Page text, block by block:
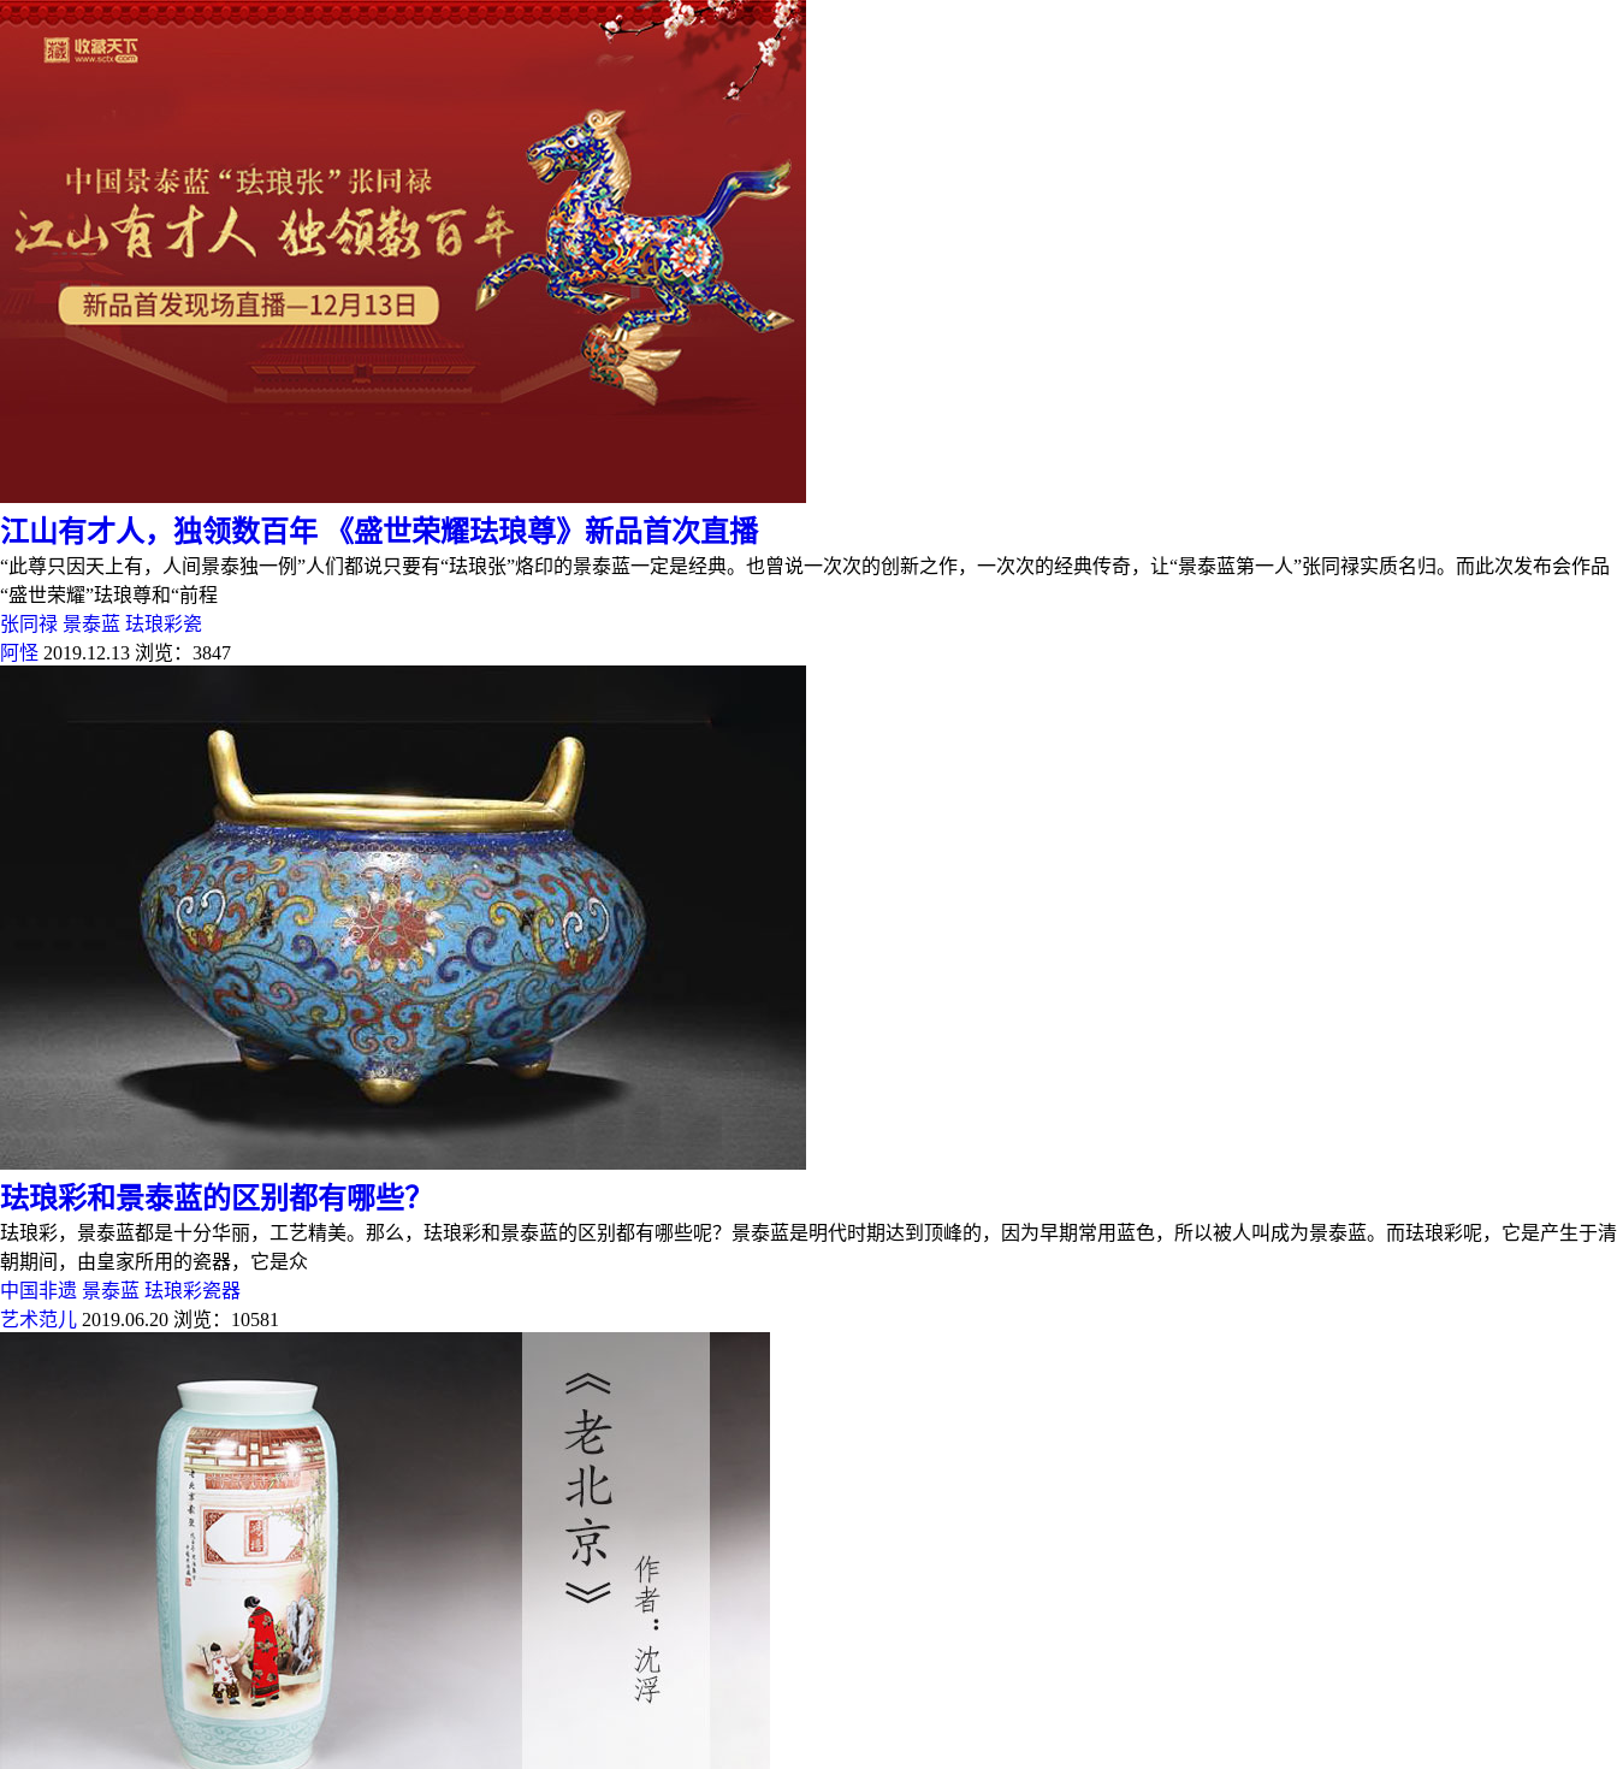
江山有才人，独领数百年 《盛世荣耀珐琅尊》新品首次直播
“此尊只因天上有，人间景泰独一例”人们都说只要有“珐琅张”烙印的景泰蓝一定是经典。也曾说一次次的创新之作，一次次的经典传奇，让“景泰蓝第一人”张同禄实质名归。而此次发布会作品
“盛世荣耀”珐琅尊和“前程
张同禄 景泰蓝 珐琅彩瓷
阿怪 2019.12.13 浏览：3847
珐琅彩和景泰蓝的区别都有哪些？
珐琅彩，景泰蓝都是十分华丽，工艺精美。那么，珐琅彩和景泰蓝的区别都有哪些呢？景泰蓝是明代时期达到顶峰的，因为早期常用蓝色，所以被人叫成为景泰蓝。而珐琅彩呢，它是产生于清
朝期间，由皇家所用的瓷器，它是众
中国非遗 景泰蓝 珐琅彩瓷器
艺术范儿 2019.06.20 浏览：10581